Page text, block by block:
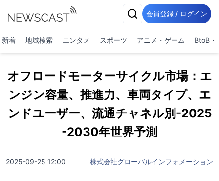
会員登録 / ログイン
新着 地域検索 エンタメ スポーツ アニメ・ゲーム BtoB・
オフロードモーターサイクル市場：エ
ンジン容量、推進力、車両タイプ、エ
ンドユーザー、流通チャネル別-2025
-2030年世界予測
2025-09-25 12:00 株式会社グローバルインフォメーション